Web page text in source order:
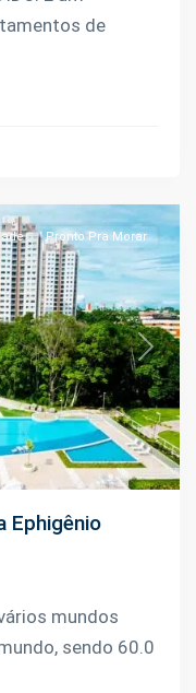
de
Next
Pronto Pra Morar
Ephigênio
mundos
sendo 60.0